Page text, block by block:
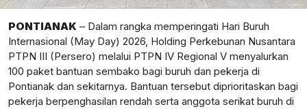
PONTIANAK – Dalam rangka memperingati Hari Buruh
Internasional (May Day) 2026, Holding Perkebunan Nusantara
PTPN III (Persero) melalui PTPN IV Regional V menyalurkan
100 paket bantuan sembako bagi buruh dan pekerja di
Pontianak dan sekitarnya. Bantuan tersebut diprioritaskan bagi
pekerja berpenghasilan rendah serta anggota serikat buruh di